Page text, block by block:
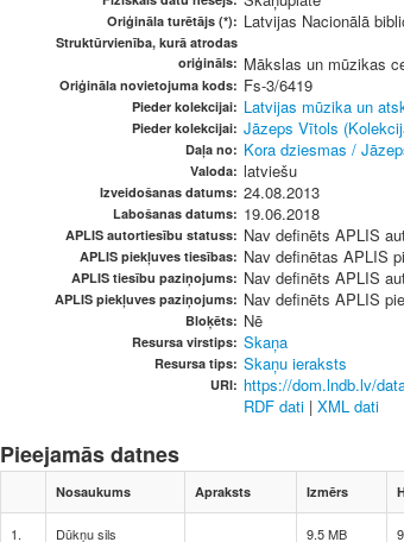
Oriģināla turētājs (*): Latvijas Nacionālā
Struktūrvienība, kurā atrodas
oriģināls: Mākslas un mūzikas
Oriģināla novietojuma kods: Fs-3/6419
Pieder kolekcijai: Latvijas mūzika un
Pieder kolekcijai: Jāzeps Vītols
Daļa no: Kora dziesmas /
Valoda: latviešu
Izveidošanas datums: 24.08.2013
Labošanas datums: 19.06.2018
APLIS autortiesību statuss: Nav definēts APLIS
APLIS piekļuves tiesības: Nav definētas APLIS
APLIS tiesību paziņojums: Nav definēts APLIS
APLIS piekļuves paziņojums: Nav definēts APLIS
Bloķēts: Nē
Resursa virstips: Skaņa
Resursa tips: Skaņu ieraksts
URI: https://dom.lndb.lv/
RDF dati | XML dati
Pieejamās datnes
Nosaukums Apraksts Izmērs
1. Dūkņu sils 9.5 MB